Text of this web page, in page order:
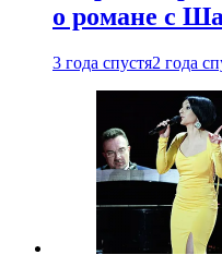
о романе с
3 года спустя2 года